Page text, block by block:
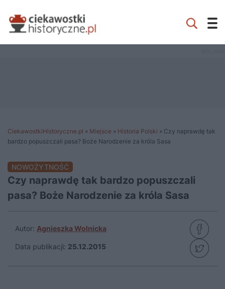
CiekawostkiHistoryczne.pl » Miejsce » Historia Polski » Czy naprawdę tak
bardzo popuszczali pasa? Boże Narodzenie za króla Sasa
NOWOŻYTNOŚĆ
Czy naprawdę tak bardzo popuszczali
pasa? Boże Narodzenie za króla Sasa
Autor: Agnieszka Wolnicka
Data publikacji: 25.12.2015